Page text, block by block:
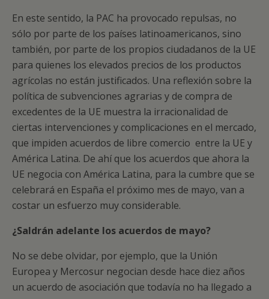
En este sentido, la PAC ha provocado repulsas, no
sólo por parte de los países latinoamericanos, sino
también, por parte de los propios ciudadanos de la UE
para quienes los elevados precios de los productos
agrícolas no están justificados. Una reflexión sobre la
política de subvenciones agrarias y de compra de
excedentes de la UE muestra la irracionalidad de
ciertas intervenciones y complicaciones en el mercado,
que impiden acuerdos de libre comercio entre la UE y
América Latina. De ahí que los acuerdos que ahora la
UE negocia con América Latina, para la cumbre que se
celebrará en España el próximo mes de mayo, van a
costar un esfuerzo muy considerable.
¿Saldrán adelante los acuerdos de mayo?
No se debe olvidar, por ejemplo, que la Unión
Europea y Mercosur negocian desde hace diez años
un acuerdo de asociación que todavía no ha llegado a